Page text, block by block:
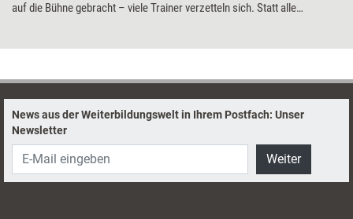
auf die Bühne gebracht – viele Trainer verzetteln sich. Statt alle
News aus der Weiterbildungswelt in Ihrem Postfach: Unser
Newsletter
Weiter